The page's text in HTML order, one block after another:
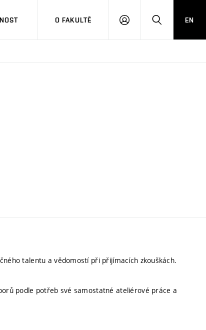
O FAKULTĚ
PŘIHLÁSITHLEDAT
EN
talentu a vědomostí při přijímacích zkouškách.
podle potřeb své samostatné ateliérové práce a